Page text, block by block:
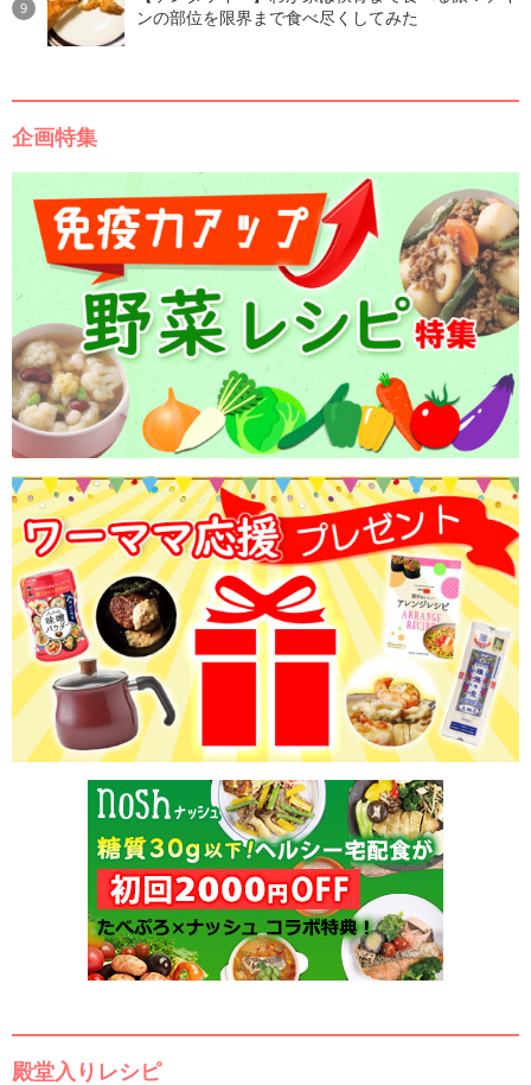
ンの部位を限界まで食べ尽くしてみた
企画特集
殿堂入りレシピ